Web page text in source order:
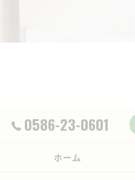
0586-23-0601
ホーム